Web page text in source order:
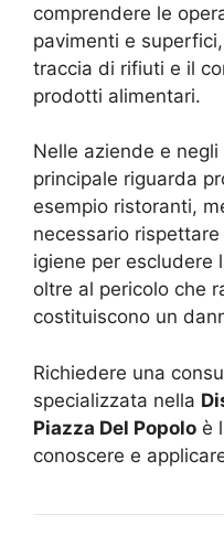
comprendere le
pavimenti e
traccia di rifiuti e il
prodotti alimentari.
Nelle aziende e
principale riguarda
esempio ristoranti,
necessario
igiene per escludere
oltre al pericolo che
costituiscono un
Richiedere una
specializzata nella
Piazza Del Popolo è
conoscere e